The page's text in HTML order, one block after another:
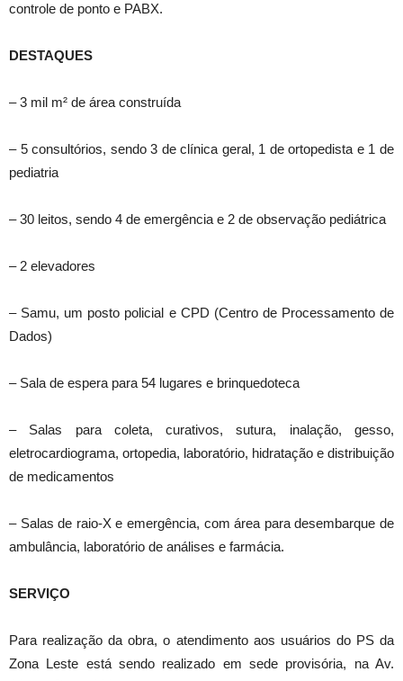
controle de ponto e PABX.
DESTAQUES
– 3 mil m² de área construída
– 5 consultórios, sendo 3 de clínica geral, 1 de ortopedista e 1 de
pediatria
– 30 leitos, sendo 4 de emergência e 2 de observação pediátrica
– 2 elevadores
– Samu, um posto policial e CPD (Centro de Processamento de
Dados)
– Sala de espera para 54 lugares e brinquedoteca
– Salas para coleta, curativos, sutura, inalação, gesso,
eletrocardiograma, ortopedia, laboratório, hidratação e distribuição
de medicamentos
– Salas de raio-X e emergência, com área para desembarque de
ambulância, laboratório de análises e farmácia.
SERVIÇO
Para realização da obra, o atendimento aos usuários do PS da
Zona Leste está sendo realizado em sede provisória, na Av.